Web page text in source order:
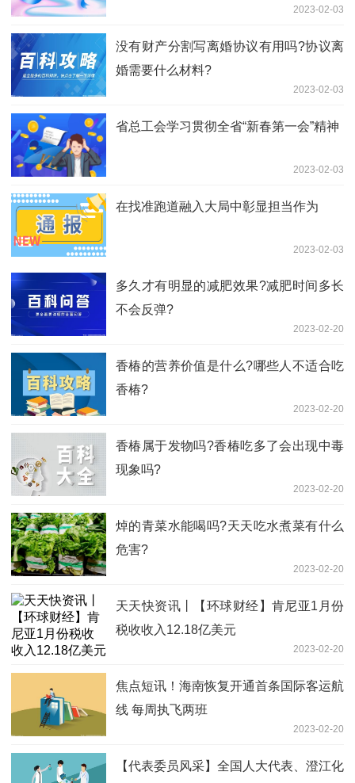
2023-02-03
没有财产分割写离婚协议有用吗?协议离
婚需要什么材料?
2023-02-03
省总工会学习贯彻全省“新春第一会”精神
2023-02-03
在找准跑道融入大局中彰显担当作为
2023-02-03
多久才有明显的减肥效果?减肥时间多长
不会反弹?
2023-02-20
香椿的营养价值是什么?哪些人不适合吃
香椿?
2023-02-20
香椿属于发物吗?香椿吃多了会出现中毒
现象吗?
2023-02-20
焯的青菜水能喝吗?天天吃水煮菜有什么
危害?
2023-02-20
天天快资讯丨【环球财经】肯尼亚1月份
税收收入12.18亿美元
2023-02-20
焦点短讯！海南恢复开通首条国际客运航
线 每周执飞两班
2023-02-20
【代表委员风采】全国人大代表、澄江化